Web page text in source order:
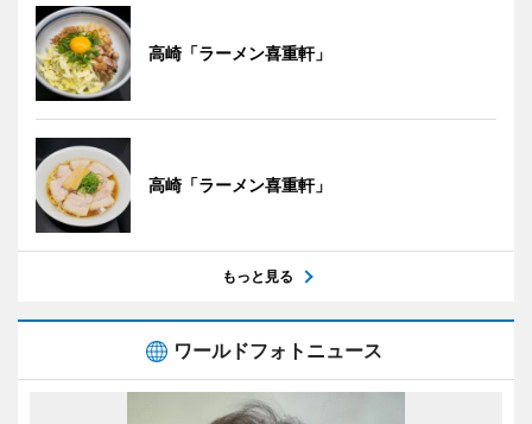
高崎「ラーメン喜重軒」
高崎「ラーメン喜重軒」
もっと見る
ワールドフォトニュース